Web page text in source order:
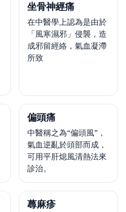
坐骨神經痛
在中醫學上認為是由於
「風寒濕邪」侵襲，造
成邪留經絡，氣血凝滯
所致
偏頭痛
中醫稱之為“偏頭風”，
氣血逆亂於頭部而成，
可用平肝熄風清熱法來
診治。
蕁麻疹